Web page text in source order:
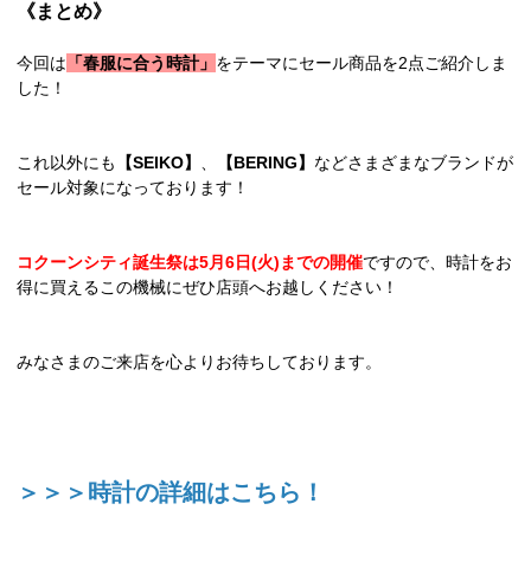
《まとめ》
今回は 「春服に合う時計」 をテーマにセール商品を2点ご紹介しま
した！
これ以外にも 【SEIKO】 【BERING】 などさまざまなブランドが
セール対象になっております！
コクーンシティ誕生祭は5月6日(火)までの開催ですので、時計をお
得に買えるこの機械にぜひ店頭へお越しください！
みなさまのご来店を心よりお待ちしております。
＞＞＞時計の詳細はこちら！